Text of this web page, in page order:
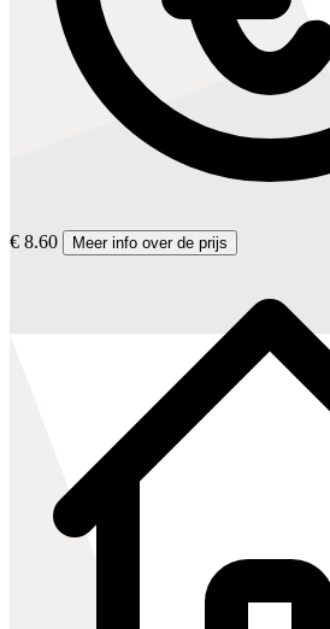
€ 8.60 Meer info over de prijs